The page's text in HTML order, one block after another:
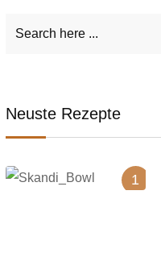
Neuste Rezepte
1